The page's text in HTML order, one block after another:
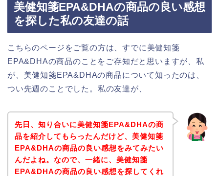
美健知箋EPA&DHAの商品の良い感想
を探した私の友達の話
こちらのページをご覧の方は、すでに美健知箋
EPA&DHAの商品のことをご存知だと思いますが、私
が、美健知箋EPA&DHAの商品について知ったのは、
つい先週のことでした。私の友達が、
先日、知り合いに美健知箋EPA&DHAの商
品を紹介してもらったんだけど、美健知箋
EPA&DHAの商品の良い感想をみてみたい
んだよね。なので、一緒に、美健知箋
EPA&DHAの商品の良い感想を探してくれ